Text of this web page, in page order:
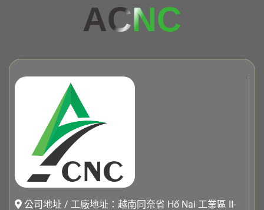
ACNC
公司地址 / 工廠地址：越南同奈省 Hố Nai 工業區 II-